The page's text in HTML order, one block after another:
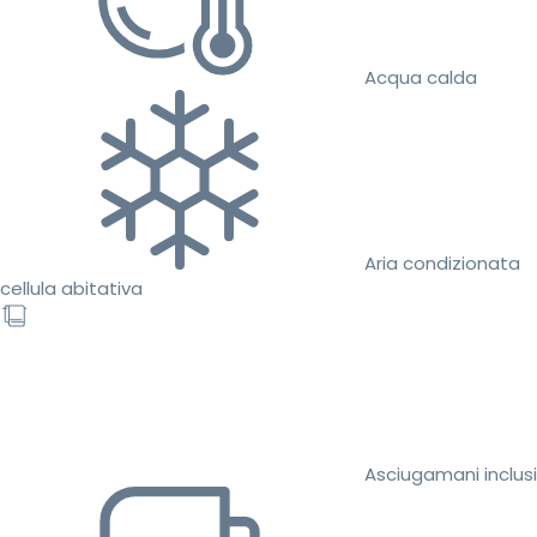
Acqua calda
Aria condizionata
cellula abitativa
Asciugamani inclusi